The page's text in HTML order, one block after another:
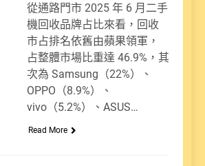
從通路門市 2025 年 6 月二手
機回收品牌占比來看，回收
市占排名依舊由蘋果領軍，
占整體市場比重達 46.9%，其
次為 Samsung（22%）、
OPPO（8.9%）、
vivo（5.2%）、ASUS…
Read More